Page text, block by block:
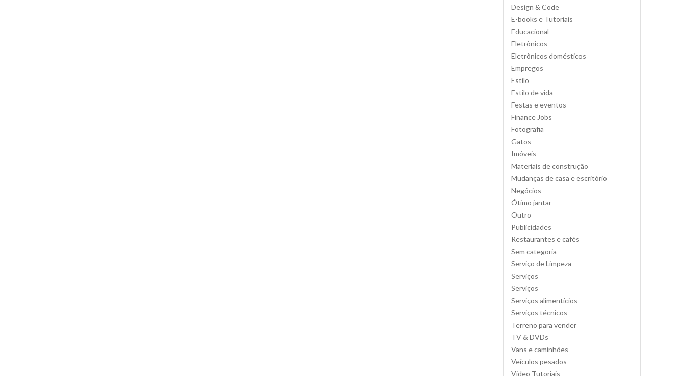
Design & Code
E-books e Tutoriais
Educacional
Eletrônicos
Eletrônicos domésticos
Empregos
Estilo
Estilo de vida
Festas e eventos
Finance Jobs
Fotografia
Gatos
Imóveis
Materiais de construção
Mudanças de casa e escritório
Negócios
Ótimo jantar
Outro
Publicidades
Restaurantes e cafés
Sem categoria
Serviço de Limpeza
Serviços
Serviços
Serviços alimentícios
Serviços técnicos
Terreno para vender
TV & DVDs
Vans e caminhões
Veículos pesados
Video Tutoriais